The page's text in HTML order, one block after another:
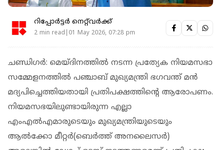
റിപ്പോർട്ടർ നെറ്റ്‌വര്‍ക്ക്‌
2 min read|01 May 2026, 07:28 pm
ചണ്ഡിഗർ: മെയ്ദിനത്തിൽ നടന്ന പ്രത്യേക നിയമസഭാ
സമ്മേളനത്തിൽ പഞ്ചാബ് മുഖ്യമന്ത്രി ഭഗവന്ത് മൻ
മദ്യപിച്ചെത്തിയതായി പ്രതിപക്ഷത്തിന്റെ ആരോപണം.
നിയമസഭയിലുണ്ടായിരുന്ന എല്ലാ
എംഎൽഎമാരുടെയും മുഖ്യമന്ത്രിയുടെയും
ആൽക്കോ മീറ്റർ(ബെർത്ത് അനലൈസർ)